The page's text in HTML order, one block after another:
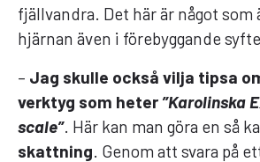
fjällvandra. Det här är något som
hjärnan även i förebyggande
– Jag skulle också vilja tipsa
verktyg som heter ”Karolinska
scale”. Här kan man göra en så
skattning. Genom att svara på